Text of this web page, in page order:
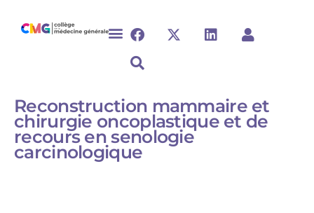
Reconstruction mammaire et
chirurgie oncoplastique et de
recours en senologie
carcinologique